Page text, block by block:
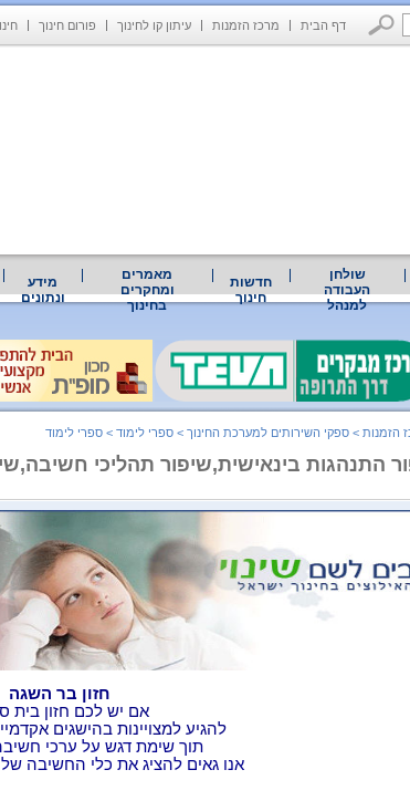
דף הבית מרכז הזמנות עיתון קו לחינוך פורום חינוך
שולחן
העבודה
למנהל
חדשות
חינוך
מאמרים
ומחקרים
בחינוך
מידע
ונתונים
הזמנות > ספקי השירותים למערכת החינוך > ספרי לימוד > ספרי לימוד
חזון בר השגה
אם יש לכם חזון בית
להגיע למצויינות בהישגים
תוך שימת דגש על ערכי
אנו גאים להציג את כלי החשיבה